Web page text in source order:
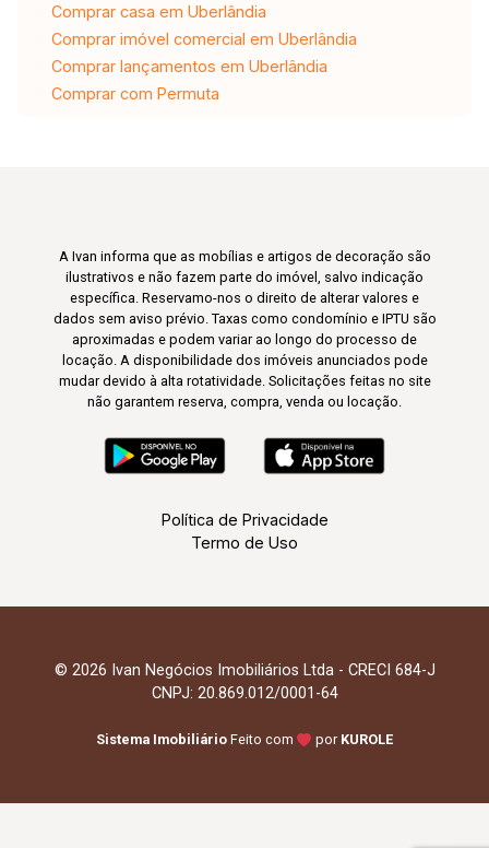
Comprar casa em Uberlândia
Comprar imóvel comercial em Uberlândia
Comprar lançamentos em Uberlândia
Comprar com Permuta
A Ivan informa que as mobílias e artigos de decoração são
ilustrativos e não fazem parte do imóvel, salvo indicação
específica. Reservamo-nos o direito de alterar valores e
dados sem aviso prévio. Taxas como condomínio e IPTU são
aproximadas e podem variar ao longo do processo de
locação. A disponibilidade dos imóveis anunciados pode
mudar devido à alta rotatividade. Solicitações feitas no site
não garantem reserva, compra, venda ou locação.
Política de Privacidade
Termo de Uso
© 2026 Ivan Negócios Imobiliários Ltda - CRECI 684-J
CNPJ: 20.869.012/0001-64
Sistema Imobiliário Feito com por KUROLE